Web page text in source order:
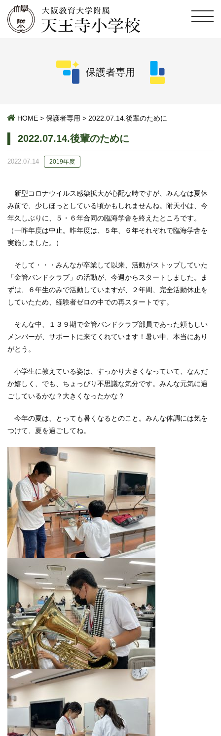
保護者専用
HOME > 保護者専用 > 2022.07.14.後輩のために
2022.07.14.後輩のために
2022.07.14 2019年度
新型コロナウイルス感染拡大が心配な時ですが、みんなは夏休
み前で、少しほっとしている頃かもしれませんね。附天小は、今
年久しぶりに、５・６年合同の臨海学舎を終えたところです。
（一昨年度は中止。昨年度は、５年、６年それぞれで臨海学舎を
実施しました。）
そして・・・みんなが卒業して以来、活動がストップしていた
「金管バンドクラブ」の活動が、今週からスタートしました。ま
ずは、６年生のみで活動していますが、２年間、完全活動休止を
していたため、経験者ゼロの中での再スタートです。
そんな中、１３９期で金管バンドクラブ部員であった頼もしい
メンバーが、サポートに来てくれています！暑い中、本当にあり
がとう。
小学生に教えている姿は、すっかり大きくなっていて、なんだ
か嬉しく、でも、ちょっぴり不思議な気分です。みんな元気に過
ごしているかな？大きくなったかな？
今年の夏は、とっても暑くなるとのこと。みんな体調には気を
つけて、夏を過ごしてね。